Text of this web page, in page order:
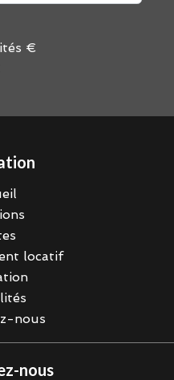
€
locatif
nous
nous